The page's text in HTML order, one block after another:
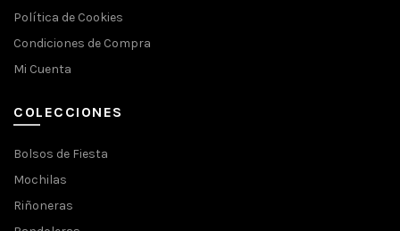
Política de Cookies
Condiciones de Compra
Mi Cuenta
COLECCIONES
Bolsos de Fiesta
Mochilas
Riñoneras